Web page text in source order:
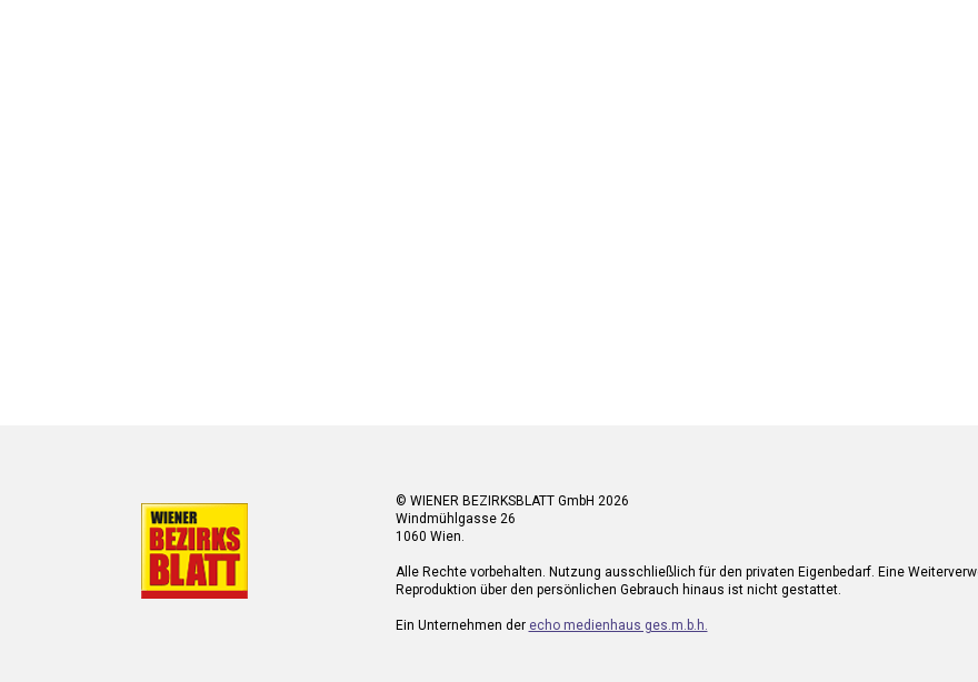
© WIENER BEZIRKSBLATT GmbH 2026
Windmühlgasse 26
1060 Wien.
Alle Rechte vorbehalten. Nutzung ausschließlich für den privaten Eigenbedarf. Eine
Reproduktion über den persönlichen Gebrauch hinaus ist nicht gestattet.
Ein Unternehmen der echo medienhaus ges.m.b.h.